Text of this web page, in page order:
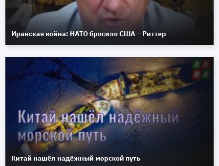
Иранская война: НАТО бросило США – Риттер
Китай нашёл надёжный морской путь